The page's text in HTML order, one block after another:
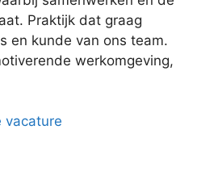
Praktijk dat graag
en kunde van ons team.
werkomgeving,
vacature